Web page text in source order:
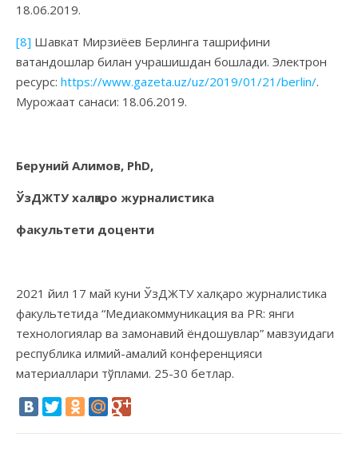
18.06.2019.
[8] Шавкат Мирзиёев Берлинга ташрифини
ватандошлар билан учрашишдан бошлади. Электрон
ресурс: https://www.gazeta.uz/uz/2019/01/21/berlin/.
Мурожаат санаси: 18.06.2019.
Беруний Алимов, PhD,
ЎзДЖТУ халқаро журналистика
факультети доценти
2021 йил 17 май куни ЎзДЖТУ халқаро журналистика
факультетида “Медиакоммуникация ва PR: янги
технологиялар ва замонавий ёндошувлар” мавзуидаги
республика илмий-амалий конференцияси
материаллари тўплами. 25-30 бетлар.